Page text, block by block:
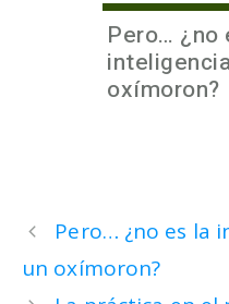
Pero… ¿no
oxímoron?
Pero… ¿no es la
un oxímoron?